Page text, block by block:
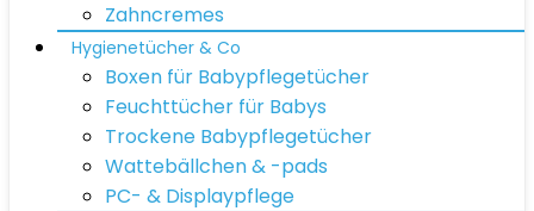
Zahncremes
Hygienetücher & Co
Boxen für Babypflegetücher
Feuchttücher für Babys
Trockene Babypflegetücher
Wattebällchen & -pads
PC- & Displaypflege